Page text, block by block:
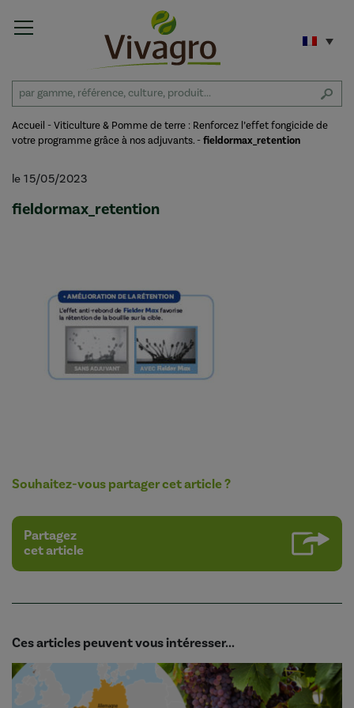
Accueil -Viticulture & Pomme de terre : Renforcez l’effet fongicide de
votre programme grâce à nos adjuvants. -fieldormax_retention
le 15/05/2023
fieldormax_retention
Souhaitez-vous partager cet article ?
Partagez
cet article
Ces articles peuvent vous intéresser...